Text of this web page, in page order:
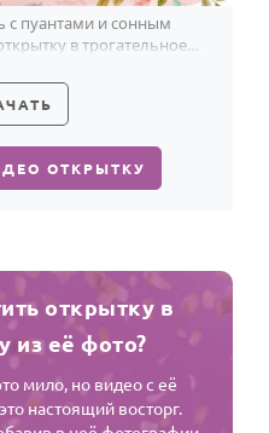
с пуантами и сонным
в трогательное
ОТКРЫТКУ
открытку в
из её фото?
мило, но видео с её
настоящий восторг.